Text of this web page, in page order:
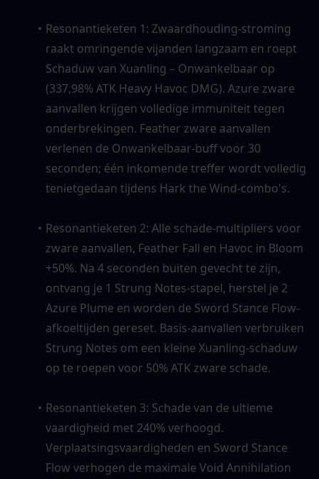
Resonantieketen 1: Zwaardhouding-stroming
raakt omringende vijanden langzaam en roept
Schaduw van Xuanling – Onwankelbaar op
(337,98% ATK Heavy Havoc DMG). Azure zware
aanvallen krijgen volledige immuniteit tegen
onderbrekingen. Feather zware aanvallen
verlenen de Onwankelbaar-buff voor 30
seconden; één inkomende treffer wordt volledig
tenietgedaan tijdens Hark the Wind-combo's.
Resonantieketen 2: Alle schade-multipliers voor
zware aanvallen, Feather Fall en Havoc in Bloom
+50%. Na 4 seconden buiten gevecht te zijn,
ontvang je 1 Strung Notes-stapel, herstel je 2
Azure Plume en worden de Sword Stance Flow-
afkoeltijden gereset. Basis-aanvallen verbruiken
Strung Notes om een kleine Xuanling-schaduw
op te roepen voor 50% ATK zware schade.
Resonantieketen 3: Schade van de ultieme
vaardigheid met 240% verhoogd.
Verplaatsingsvaardigheden en Sword Stance
Flow verhogen de maximale Void Annihilation